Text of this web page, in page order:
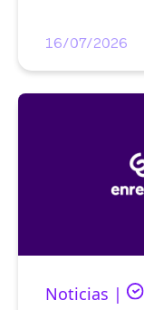
16/07/2026
Noticias |